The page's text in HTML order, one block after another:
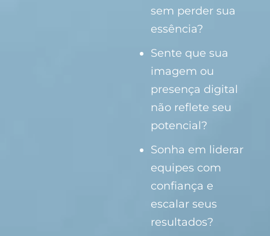
sem perder sua
essência?
Sente que sua
imagem ou
presença digital
não reflete seu
potencial?
Sonha em liderar
equipes com
confiança e
escalar seus
resultados?